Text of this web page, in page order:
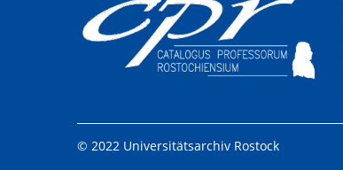
© 2022 Universitätsarchiv Rostock